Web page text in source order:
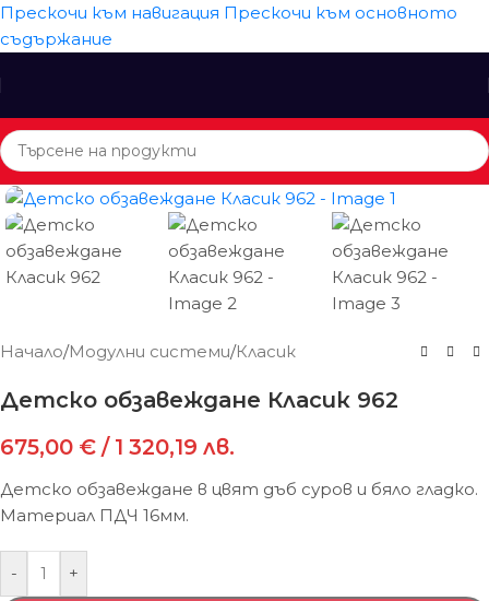
Прескочи към навигация Прескочи към основното
съдържание
Начало/Модулни системи/Класик
Детско обзавеждане Класик 962
675,00 € / 1 320,19 лв.
Детско обзавеждане в цвят дъб суров и бяло гладко.
Материал ПДЧ 16мм.
- +